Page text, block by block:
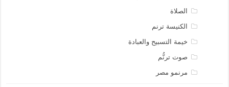
الصلاة
الكنيسة ترنم
خيمة التسبيح والعبادة
صوت ترنُّم
مرنمو مصر